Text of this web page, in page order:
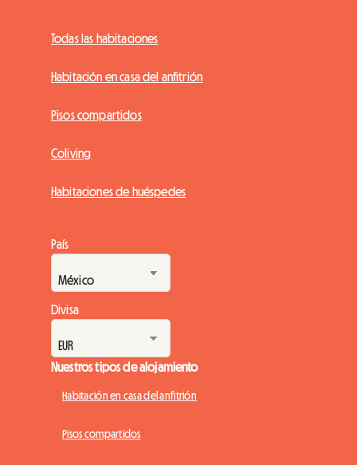
Todas las habitaciones
Habitación en casa del anfitrión
Pisos compartidos
Coliving
Habitaciones de huéspedes
País
Divisa
Nuestros tipos de alojamiento
Habitación en casa del anfitrión
Pisos compartidos